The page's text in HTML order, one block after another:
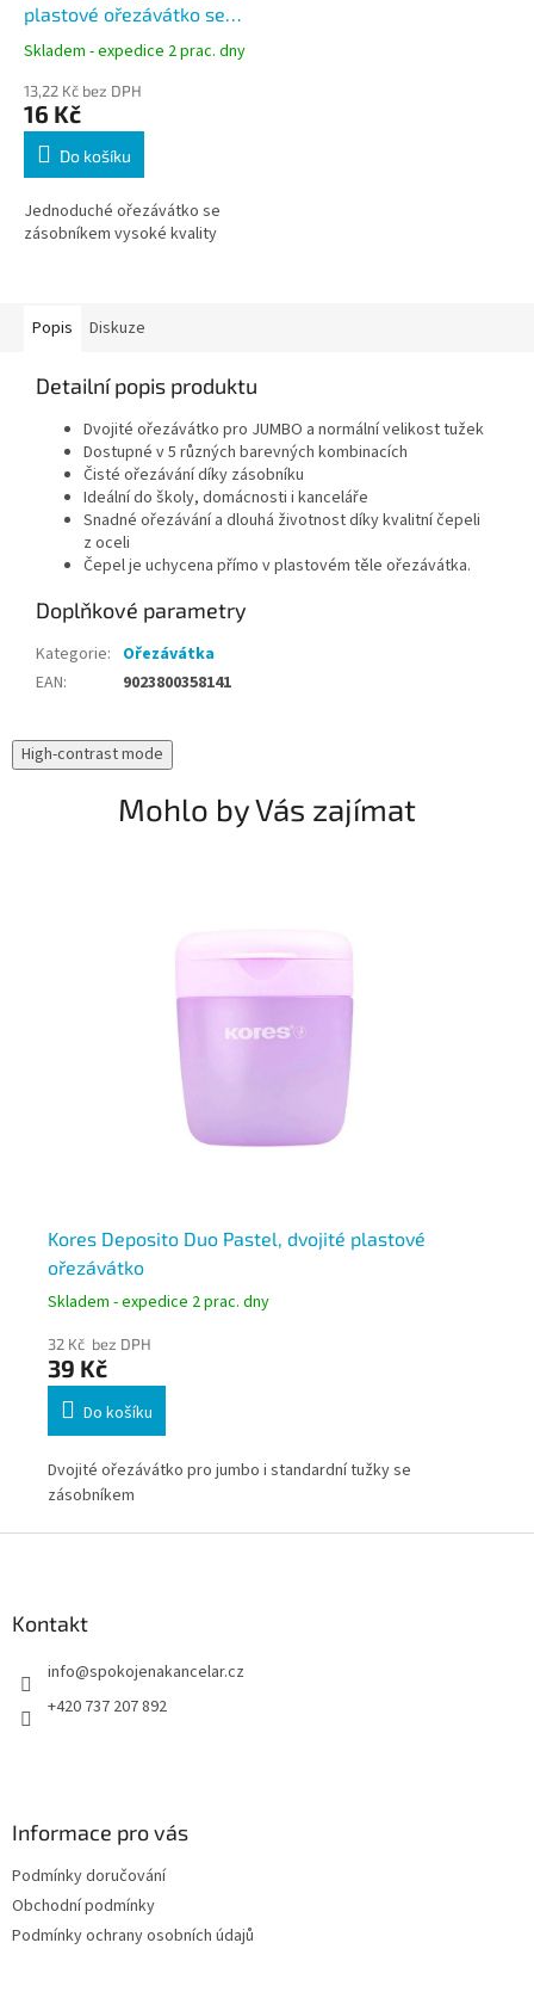
plastové ořezávátko se
zásobníkem
Skladem - expedice 2 prac. dny
13,22 Kč bez DPH
16 Kč
Do košíku
Jednoduché ořezávátko se
zásobníkem vysoké kvality
Popis Diskuze
Detailní popis produktu
Dvojité ořezávátko pro JUMBO a normální velikost tužek
Dostupné v 5 různých barevných kombinacích
Čisté ořezávání díky zásobníku
Ideální do školy, domácnosti i kanceláře
Snadné ořezávání a dlouhá životnost díky kvalitní čepeli
z oceli
Čepel je uchycena přímo v plastovém těle ořezávátka.
Doplňkové parametry
Kategorie: Ořezávátka
EAN: 9023800358141
High-contrast mode
Mohlo by Vás zajímat
Kores Deposito Duo Pastel, dvojité plastové
ořezávátko
Skladem - expedice 2 prac. dny
32 Kč bez DPH
39 Kč
Do košíku
Dvojité ořezávátko pro jumbo i standardní tužky se
zásobníkem
Kontakt
info@spokojenakancelar.cz
+420 737 207 892
Informace pro vás
Podmínky doručování
Obchodní podmínky
Podmínky ochrany osobních údajů